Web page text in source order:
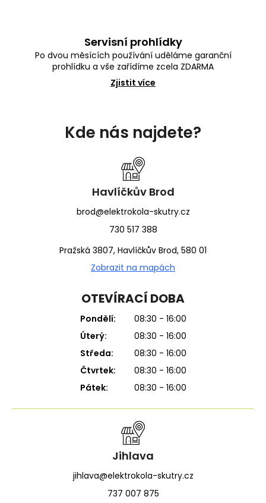
Servisní prohlídky
Po dvou měsících používání uděláme garanční
prohlídku a vše zařídíme zcela ZDARMA
Zjistit více
Kde nás najdete?
Havlíčkův Brod
brod@elektrokola-skutry.cz
730 517 388
Pražská 3807, Havlíčkův Brod, 580 01
Zobrazit na mapách
OTEVÍRACÍ DOBA
Pondělí:
08:30 - 16:00
Úterý:
08:30 - 16:00
Středa:
08:30 - 16:00
Čtvrtek:
08:30 - 16:00
Pátek:
08:30 - 16:00
Jihlava
jihlava@elektrokola-skutry.cz
737 007 875